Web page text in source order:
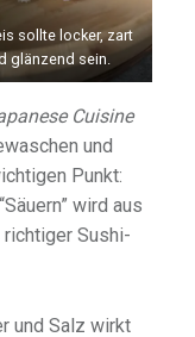
sollte locker, zart
glänzend sein.
Cuisine
und
Punkt:
wird aus
Sushi-
und Salz wirkt